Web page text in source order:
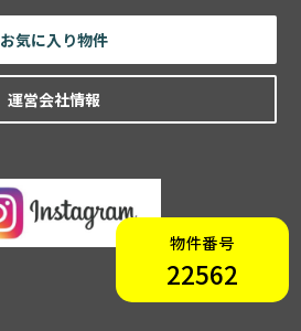
物件番号
22562
お気に入り物件
運営会社情報